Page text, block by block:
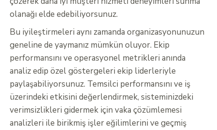
olanağı elde edebiliyorsunuz.
Bu iyileştirmeleri aynı zamanda organizasyonunuzun
geneline de yaymanız mümkün oluyor. Ekip
performansını ve operasyonel metrikleri anında
analiz edip özel göstergeleri ekip liderleriyle
paylaşabiliyorsunuz. Temsilci performansını ve iş
üzerindeki etkisini değerlendirmek, sisteminizdeki
verimsizlikleri gidermek için vaka çözümlemesi
analizleri ile birikmiş işler eğilimlerini ve geçmiş